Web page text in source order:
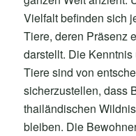
Vielfalt befinden sich
Tiere, deren Präsenz
darstellt. Die
Tiere sind von
sicherzustellen, dass
thailändischen
bleiben. Die